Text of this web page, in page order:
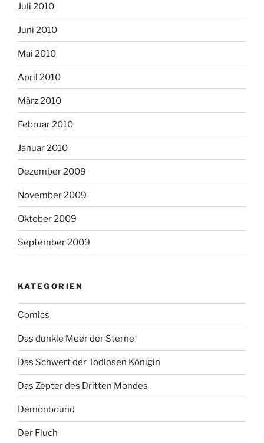
Juli 2010
Juni 2010
Mai 2010
April 2010
März 2010
Februar 2010
Januar 2010
Dezember 2009
November 2009
Oktober 2009
September 2009
KATEGORIEN
Comics
Das dunkle Meer der Sterne
Das Schwert der Todlosen Königin
Das Zepter des Dritten Mondes
Demonbound
Der Fluch